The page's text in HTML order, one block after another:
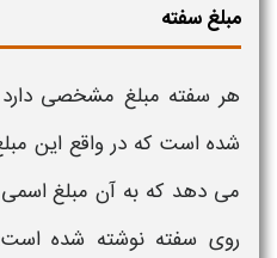
مبلغ سفته
هر سفته مبلغ مشخصی دارد
شده است که در واقع این
می دهد که به آن مبلغ اسمی
روی سفتهنوشته شده